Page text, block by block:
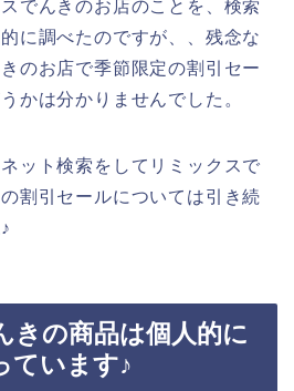
でんきのお店のことを、検索
に調べたのですが、、残念な
のお店で季節限定の割引セー
かは分かりませんでした。
ット検索をしてリミックスで
割引セールについては引き続
きの商品は個人的に
ています♪